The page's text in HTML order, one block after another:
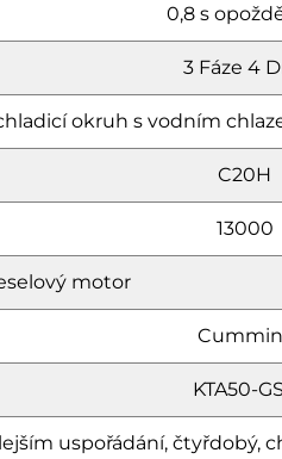
0,8 s
3 Fáze 4
okruh s vodním
C20H
13000
motor
KTA50-
uspořádání,